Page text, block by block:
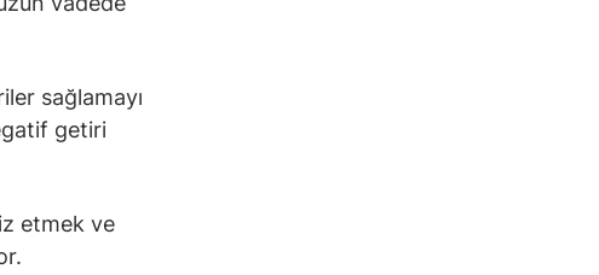
sağlamayı
getiri
etmek ve